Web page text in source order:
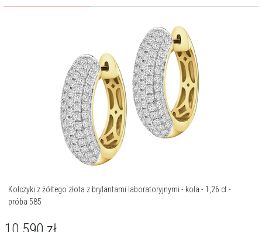
Kolczyki z żółtego złota z brylantami laboratoryjnymi - koła - 1,26 ct -
próba 585